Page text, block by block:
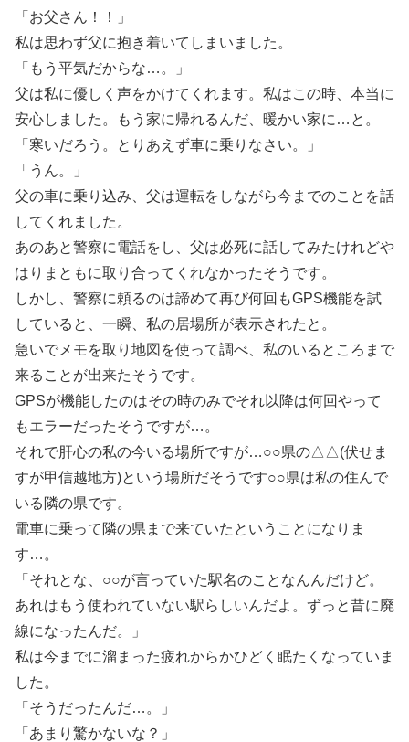
「お父さん！！」
私は思わず父に抱き着いてしまいました。
「もう平気だからな…。」
父は私に優しく声をかけてくれます。私はこの時、本当に
安心しました。もう家に帰れるんだ、暖かい家に…と。
「寒いだろう。とりあえず車に乗りなさい。」
「うん。」
父の車に乗り込み、父は運転をしながら今までのことを話
してくれました。
あのあと警察に電話をし、父は必死に話してみたけれどや
はりまともに取り合ってくれなかったそうです。
しかし、警察に頼るのは諦めて再び何回もGPS機能を試
していると、一瞬、私の居場所が表示されたと。
急いでメモを取り地図を使って調べ、私のいるところまで
来ることが出来たそうです。
GPSが機能したのはその時のみでそれ以降は何回やって
もエラーだったそうですが…。
それで肝心の私の今いる場所ですが…○○県の△△(伏せま
すが甲信越地方)という場所だそうです○○県は私の住んで
いる隣の県です。
電車に乗って隣の県まで来ていたということになりま
す…。
「それとな、○○が言っていた駅名のことなんんだけど。
あれはもう使われていない駅らしいんだよ。ずっと昔に廃
線になったんだ。」
私は今までに溜まった疲れからかひどく眠たくなっていま
した。
「そうだったんだ…。」
「あまり驚かないな？」